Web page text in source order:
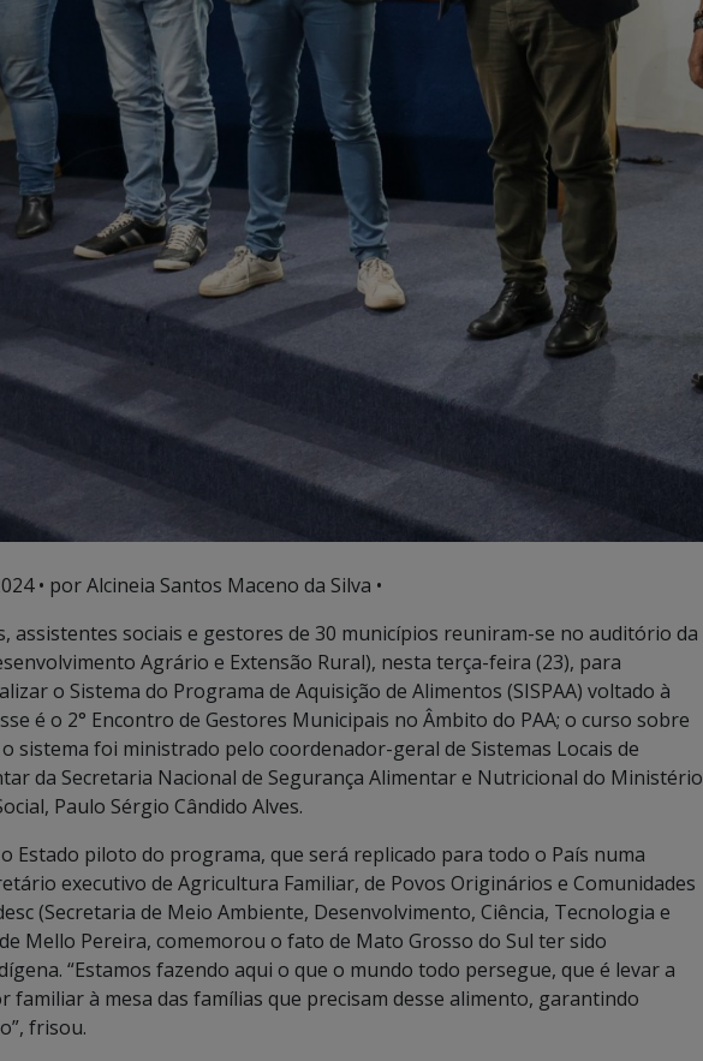
• por Alcineia Santos Maceno da Silva •
assistentes sociais e gestores de 30 municípios reuniram-se no auditório da
Agrário e Extensão Rural), nesta terça-feira (23), para
o Sistema do Programa de Aquisição de Alimentos (SISPAA) voltado à
é o 2° Encontro de Gestores Municipais no Âmbito do PAA; o curso sobre
sistema foi ministrado pelo coordenador-geral de Sistemas Locais de
da Secretaria Nacional de Segurança Alimentar e Nutricional do Ministério
Paulo Sérgio Cândido Alves.
Estado piloto do programa, que será replicado para todo o País numa
executivo de Agricultura Familiar, de Povos Originários e Comunidades
(Secretaria de Meio Ambiente, Desenvolvimento, Ciência, Tecnologia e
Mello Pereira, comemorou o fato de Mato Grosso do Sul ter sido
“Estamos fazendo aqui o que o mundo todo persegue, que é levar a
familiar à mesa das famílias que precisam desse alimento, garantindo
frisou.